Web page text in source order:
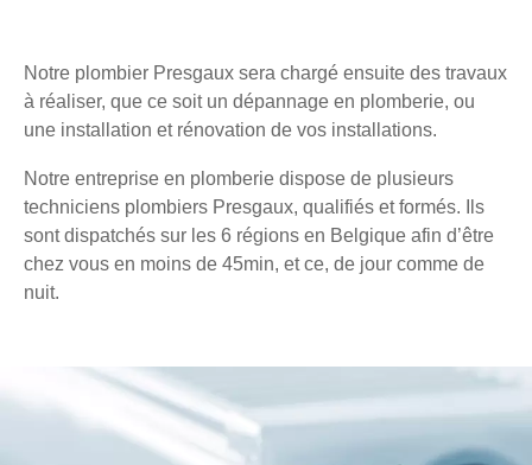
Notre plombier Presgaux sera chargé ensuite des travaux
à réaliser, que ce soit un dépannage en plomberie, ou
une installation et rénovation de vos installations.
Notre entreprise en plomberie dispose de plusieurs
techniciens plombiers Presgaux, qualifiés et formés. Ils
sont dispatchés sur les 6 régions en Belgique afin d’être
chez vous en moins de 45min, et ce, de jour comme de
nuit.